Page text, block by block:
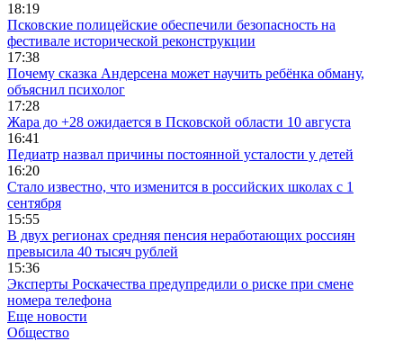
18:19
Псковские полицейские обеспечили безопасность на
фестивале исторической реконструкции
17:38
Почему сказка Андерсена может научить ребёнка обману,
объяснил психолог
17:28
Жара до +28 ожидается в Псковской области 10 августа
16:41
Педиатр назвал причины постоянной усталости у детей
16:20
Стало известно, что изменится в российских школах с 1
сентября
15:55
В двух регионах средняя пенсия неработающих россиян
превысила 40 тысяч рублей
15:36
Эксперты Роскачества предупредили о риске при смене
номера телефона
Еще новости
Общество